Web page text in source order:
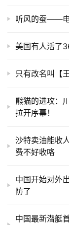
听风的蚕——电
美国有人活了
只有改名叫【
熊猫的进攻：
拉开序幕！
沙特卖油能收
费不好收咯
中国开始对外
防了
中国最新潜艇